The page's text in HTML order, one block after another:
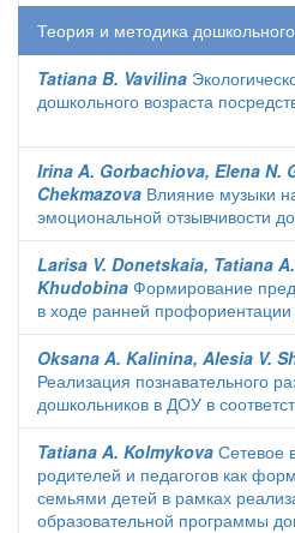
Теория и методика
Tatiana B. Vavilina
дошкольного возраста
Irina A. Gorbachiova, Elena N.
Chekmazova Влияние музыки
эмоциональной отзывчивости
Larisa V. Donetskaia, Tatiana
Khudobina Формирование
в ходе ранней
Oksana A. Kalinina, Alesia V.
Реализация познавательного
дошкольников в ДОУ в
Tatiana A. Kolmykova Сетевое
родителей и педагогов как
семьями детей в рамках
образовательной программы